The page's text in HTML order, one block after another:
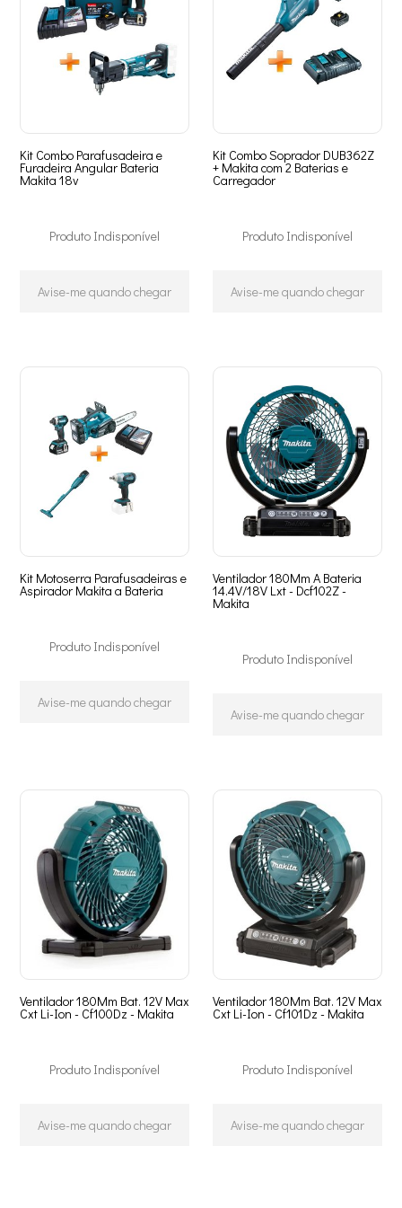
Kit Combo Parafusadeira e
Furadeira Angular Bateria
Makita 18v
Produto Indisponível
Avise-me quando chegar
Kit Combo Soprador DUB362Z
+ Makita com 2 Baterias e
Carregador
Produto Indisponível
Avise-me quando chegar
Kit Motoserra Parafusadeiras e
Aspirador Makita a Bateria
Produto Indisponível
Avise-me quando chegar
Ventilador 180Mm A Bateria
14.4V/18V Lxt - Dcf102Z -
Makita
Produto Indisponível
Avise-me quando chegar
Ventilador 180Mm Bat. 12V Max
Cxt Li-Ion - Cf100Dz - Makita
Produto Indisponível
Avise-me quando chegar
Ventilador 180Mm Bat. 12V Max
Cxt Li-Ion - Cf101Dz - Makita
Produto Indisponível
Avise-me quando chegar